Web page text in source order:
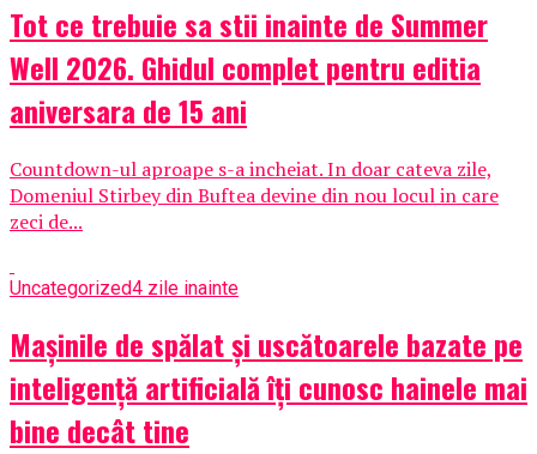
Tot ce trebuie sa stii inainte de Summer
Well 2026. Ghidul complet pentru editia
aniversara de 15 ani
Countdown-ul aproape s-a incheiat. In doar cateva zile,
Domeniul Stirbey din Buftea devine din nou locul in care
zeci de...
Uncategorized4 zile inainte
Mașinile de spălat și uscătoarele bazate pe
inteligență artificială îți cunosc hainele mai
bine decât tine